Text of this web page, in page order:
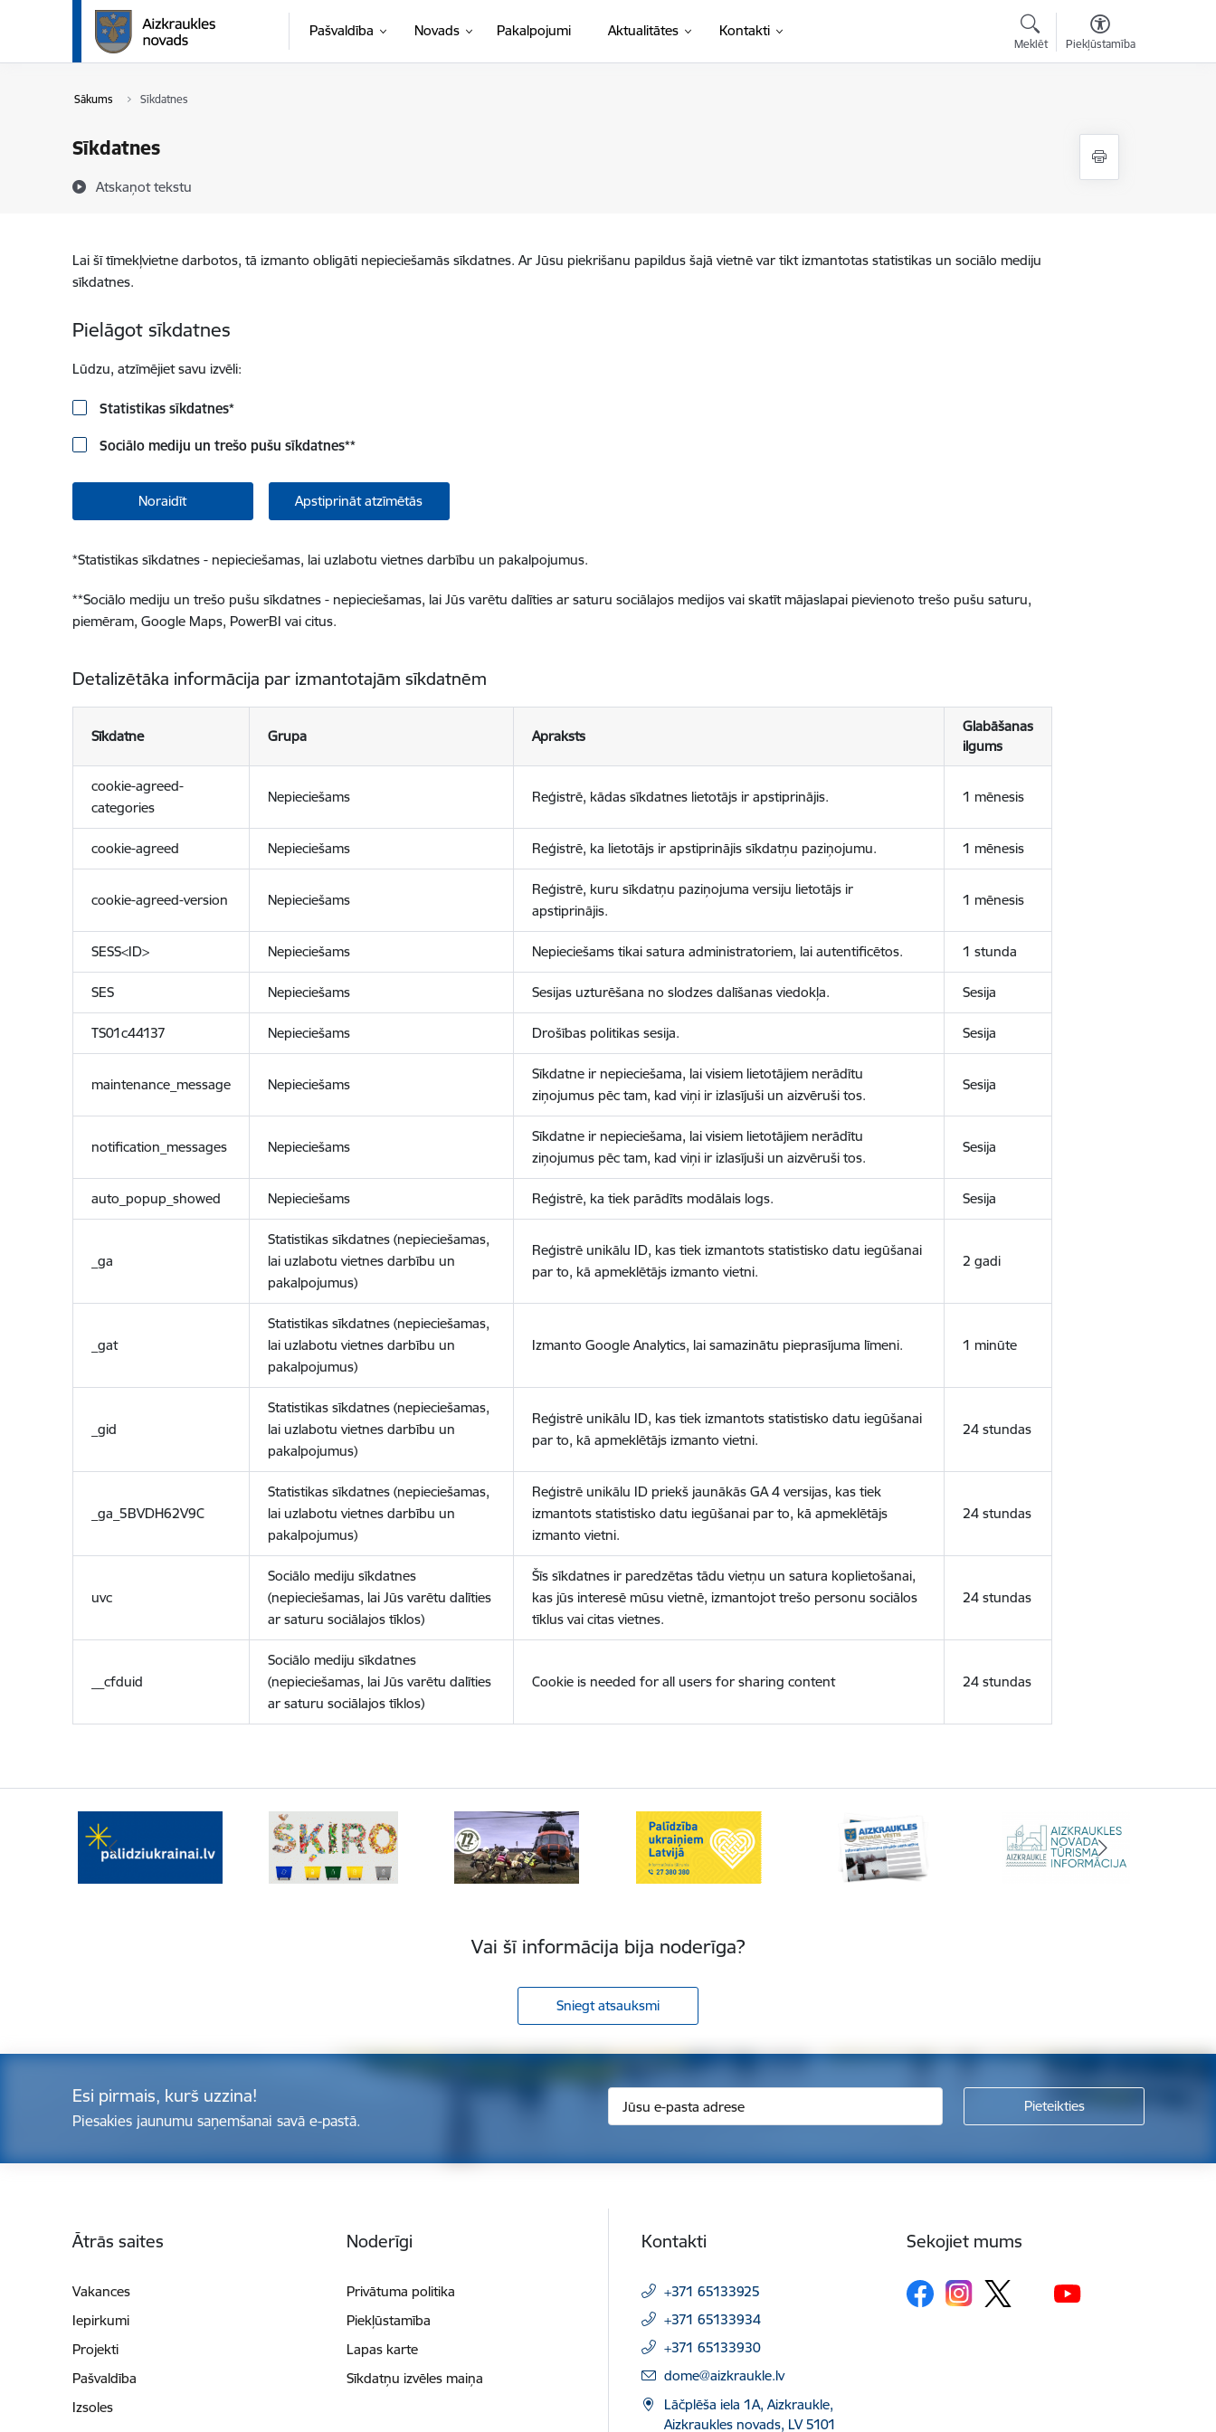
Pāriet uz lapas saturu
Pašvaldība Novads Pakalpojumi Aktualitātes Kontakti
Meklēt Piekļūstamība
Sākums Sīkdatnes
Sīkdatnes
Atskaņot tekstu
Lai šī tīmekļvietne darbotos, tā izmanto obligāti nepieciešamās sīkdatnes. Ar Jūsu piekrišanu papildus šajā vietnē var tikt izmantotas statistikas un sociālo mediju
sīkdatnes.
Pielāgot sīkdatnes
Lūdzu, atzīmējiet savu izvēli:
Statistikas sīkdatnes*
Sociālo mediju un trešo pušu sīkdatnes**
Noraidīt Apstiprināt atzīmētās
*Statistikas sīkdatnes - nepieciešamas, lai uzlabotu vietnes darbību un pakalpojumus.
**Sociālo mediju un trešo pušu sīkdatnes - nepieciešamas, lai Jūs varētu dalīties ar saturu sociālajos medijos vai skatīt mājaslapai pievienoto trešo pušu saturu,
piemēram, Google Maps, PowerBI vai citus.
Detalizētāka informācija par izmantotajām sīkdatnēm
Sīkdatne Grupa Apraksts
Glabāšanas
ilgums
cookie-agreed-
categories
Nepieciešams Reģistrē, kādas sīkdatnes lietotājs ir apstiprinājis. 1 mēnesis
cookie-agreed Nepieciešams Reģistrē, ka lietotājs ir apstiprinājis sīkdatņu paziņojumu. 1 mēnesis
cookie-agreed-version Nepieciešams
Reģistrē, kuru sīkdatņu paziņojuma versiju lietotājs ir
apstiprinājis.
1 mēnesis
SESS<ID> Nepieciešams Nepieciešams tikai satura administratoriem, lai autentificētos. 1 stunda
SES Nepieciešams Sesijas uzturēšana no slodzes dalīšanas viedokļa. Sesija
TS01c44137 Nepieciešams Drošības politikas sesija. Sesija
maintenance_message Nepieciešams
Sīkdatne ir nepieciešama, lai visiem lietotājiem nerādītu
ziņojumus pēc tam, kad viņi ir izlasījuši un aizvēruši tos.
Sesija
notification_messages Nepieciešams
Sīkdatne ir nepieciešama, lai visiem lietotājiem nerādītu
ziņojumus pēc tam, kad viņi ir izlasījuši un aizvēruši tos.
Sesija
auto_popup_showed Nepieciešams Reģistrē, ka tiek parādīts modālais logs. Sesija
_ga
Statistikas sīkdatnes (nepieciešamas,
lai uzlabotu vietnes darbību un
pakalpojumus)
Reģistrē unikālu ID, kas tiek izmantots statistisko datu iegūšanai
par to, kā apmeklētājs izmanto vietni.
2 gadi
_gat
Statistikas sīkdatnes (nepieciešamas,
lai uzlabotu vietnes darbību un
pakalpojumus)
Izmanto Google Analytics, lai samazinātu pieprasījuma līmeni. 1 minūte
_gid
Statistikas sīkdatnes (nepieciešamas,
lai uzlabotu vietnes darbību un
pakalpojumus)
Reģistrē unikālu ID, kas tiek izmantots statistisko datu iegūšanai
par to, kā apmeklētājs izmanto vietni.
24 stundas
_ga_5BVDH62V9C
Statistikas sīkdatnes (nepieciešamas,
lai uzlabotu vietnes darbību un
pakalpojumus)
Reģistrē unikālu ID priekš jaunākās GA 4 versijas, kas tiek
izmantots statistisko datu iegūšanai par to, kā apmeklētājs
izmanto vietni.
24 stundas
uvc
Sociālo mediju sīkdatnes
(nepieciešamas, lai Jūs varētu dalīties
ar saturu sociālajos tīklos)
Šīs sīkdatnes ir paredzētas tādu vietņu un satura koplietošanai,
kas jūs interesē mūsu vietnē, izmantojot trešo personu sociālos
tīklus vai citas vietnes.
24 stundas
__cfduid
Sociālo mediju sīkdatnes
(nepieciešamas, lai Jūs varētu dalīties
ar saturu sociālajos tīklos)
Cookie is needed for all users for sharing content 24 stundas
Vai šī informācija bija noderīga?
Sniegt atsauksmi
Esi pirmais, kurš uzzina!
Piesakies jaunumu saņemšanai savā e-pastā.
Ātrās saites
Vakances
Iepirkumi
Projekti
Pašvaldība
Izsoles
Noderīgi
Privātuma politika
Piekļūstamība
Lapas karte
Sīkdatņu izvēles maiņa
Kontakti
+371 65133925
+371 65133934
+371 65133930
E-pasts:
dome@aizkraukle.lv
Lāčplēša iela 1A, Aizkraukle,
Aizkraukles novads, LV 5101
Sekojiet mums